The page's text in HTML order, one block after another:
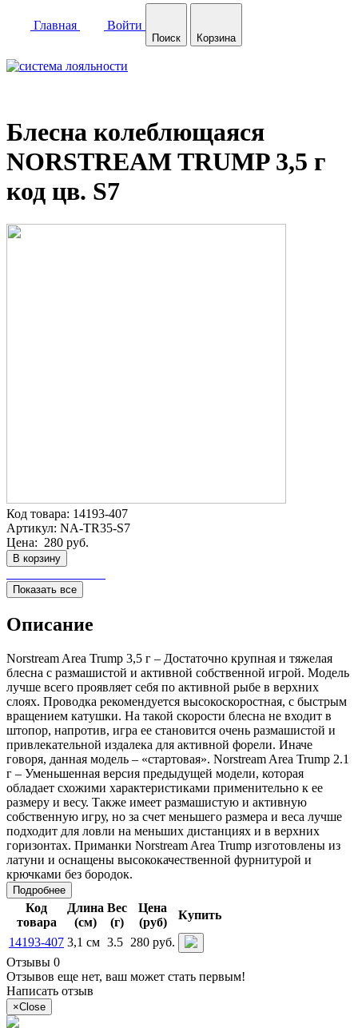
Главная Войти
Поиск Корзина
Блесна колеблющаяся
NORSTREAM TRUMP 3,5 г
код цв. S7
Код товара: 14193-407
Артикул: NA-TR35-S7
Цена: 280 руб.
В корзину
Показать все
Описание
Norstream Area Trump 3,5 г – Достаточно крупная и тяжелая
блесна с размашистой и активной собственной игрой. Модель
лучше всего проявляет себя по активной рыбе в верхних
слоях. Проводка рекомендуется высокоскоростная, с быстрым
вращением катушки. На такой скорости блесна не входит в
штопор, напротив, игра ее становится очень размашистой и
привлекательной издалека для активной форели. Иначе
говоря, данная модель – «стартовая». Norstream Area Trump 2.1
г – Уменьшенная версия предыдущей модели, которая
обладает схожими характеристиками применительно к ее
размеру и весу. Также имеет размашистую и активную
собственную игру, но за счет меньшего размера и веса лучше
подходит для ловли на меньших дистанциях и в верхних
горизонтах. Приманки Norstream Area Trump изготовлены из
латуни и оснащены высококачественной фурнитурой и
крючками без бородок.
Подробнее
Код
товара
Длина
(см)
Вес
(г)
Цена
(руб)
Купить
14193-407 3,1 см 3.5 280 руб.
Отзывы 0
Отзывов еще нет, ваш может стать первым!
Написать отзыв
×Close